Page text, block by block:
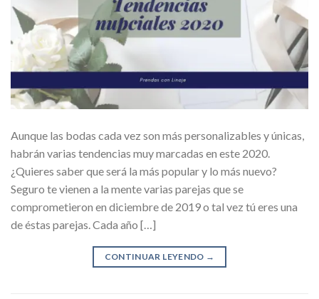
Aunque las bodas cada vez son más personalizables y únicas,
habrán varias tendencias muy marcadas en este 2020.
¿Quieres saber que será la más popular y lo más nuevo?
Seguro te vienen a la mente varias parejas que se
comprometieron en diciembre de 2019 o tal vez tú eres una
de éstas parejas. Cada año […]
CONTINUAR LEYENDO →